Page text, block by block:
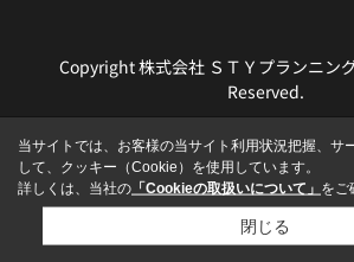
Copyright 株式会社 ＳＴＹプランニン
Reserved.
当サイトでは、お客様の当サイト利用状況把握、サ
して、クッキー（Cookie）を使用しています。
詳しくは、当社の 「Cookieの取扱いについて」 をご
閉じる